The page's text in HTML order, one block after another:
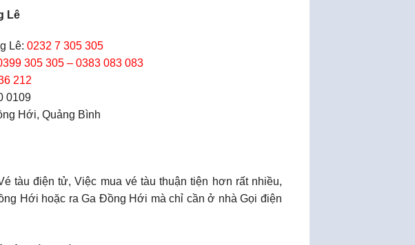
Lê
Lê: 0232 7 305 305
305 305 – 0383 083 083
212
0109
Hới, Quảng Bình
tàu điện tử, Việc mua vé tàu thuận tiện hơn rất nhiều,
Hới hoặc ra Ga Đồng Hới mà chỉ cần ở nhà Gọi điện